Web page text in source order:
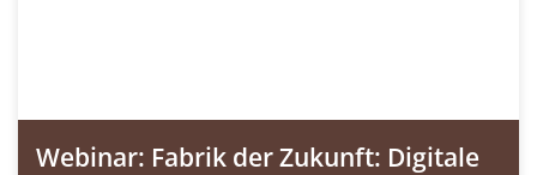
Webinar: Fabrik der Zukunft: Digitale